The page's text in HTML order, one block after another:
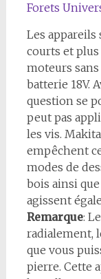
Forets
Les
courts et plus
moteurs
batterie 18V.
question se
peut pas
les vis.
empêchent
modes de
bois ainsi
agissent
Remarque:
radialement,
que vous
pierre. Cette